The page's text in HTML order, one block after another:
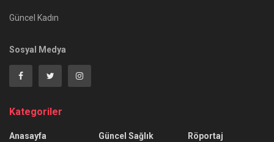
Güncel Kadın
Sosyal Medya
Kategoriler
Anasayfa
Güncel Sağlık
Röportaj